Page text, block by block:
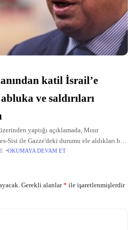
katil İsrail’e
ve saldırıları
yaptığı açıklamada, Mısır
Sisi ile Gazze'deki durumu ele aldıkları bir
Gazze'deki durumun ciddiyetini
OKUMAYA DEVAM ET
Gerekli alanlar* ile işaretlenmişlerdir